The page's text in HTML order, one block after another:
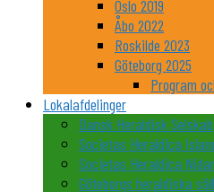
Oslo 2019
Åbo 2022
Roskilde 2023
Göteborg 2025
Program
Lokalafdelinger
Dansk Heraldisk Selskab
Societas Heraldica
Societas Heraldica
Göteborgs heraldiska